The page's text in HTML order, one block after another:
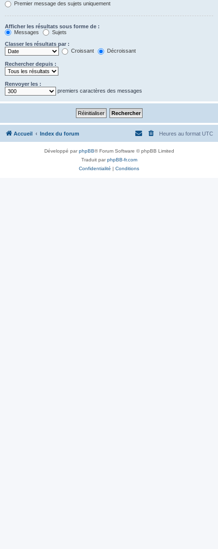
Premier message des sujets uniquement
Afficher les résultats sous forme de :
Messages
Sujets
Classer les résultats par :
Croissant
Décroissant
Rechercher depuis :
Renvoyer les :
premiers caractères des messages
Accueil Index du forum Heures au format UTC
Développé parphpBB® Forum Software © phpBB Limited
Traduit parphpBB-fr.com
Confidentialité
Conditions